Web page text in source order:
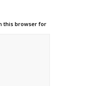
this browser for